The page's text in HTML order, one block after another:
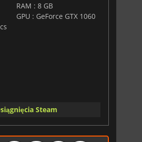
RAM : 8 GB
GPU : GeForce GTX 1060
Steam